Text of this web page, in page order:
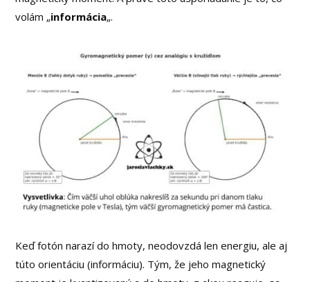
volám „informácia„.
Keď fotón narazí do hmoty, neodovzdá len energiu, ale aj
túto orientáciu (informáciu). Tým, že jeho magnetický